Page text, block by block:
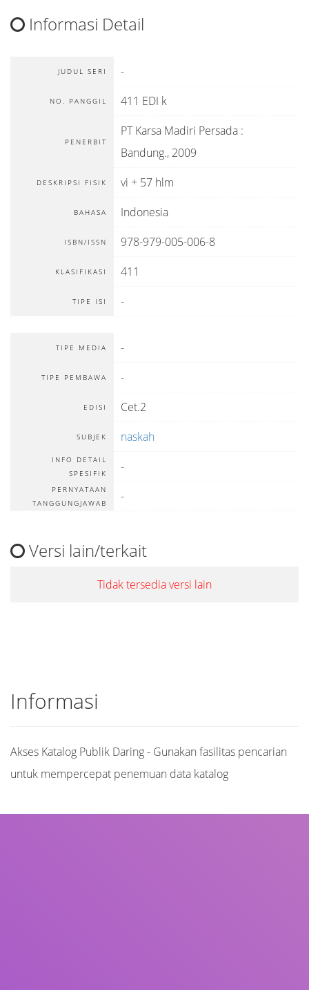
Informasi Detail
JUDUL SERI -
NO. PANGGIL 411 EDI k
PENERBIT
PT Karsa Madiri Persada :
Bandung., 2009
DESKRIPSI FISIK vi + 57 hlm
BAHASA Indonesia
ISBN/ISSN 978-979-005-006-8
KLASIFIKASI 411
TIPE ISI -
TIPE MEDIA -
TIPE PEMBAWA -
EDISI Cet.2
SUBJEK naskah
INFO DETAIL
SPESIFIK
-
PERNYATAAN
TANGGUNGJAWAB
-
Versi lain/terkait
Tidak tersedia versi lain
Informasi
Akses Katalog Publik Daring - Gunakan fasilitas pencarian
untuk mempercepat penemuan data katalog